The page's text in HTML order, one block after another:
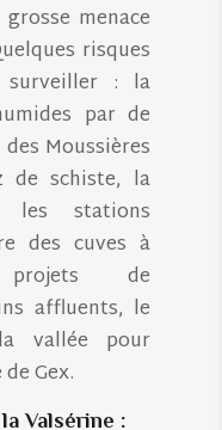
menace
risques
: la
par de
Moussières
de schiste, la
les stations
des cuves à
projets de
affluents, le
vallée pour
Gex.
Valsérine :